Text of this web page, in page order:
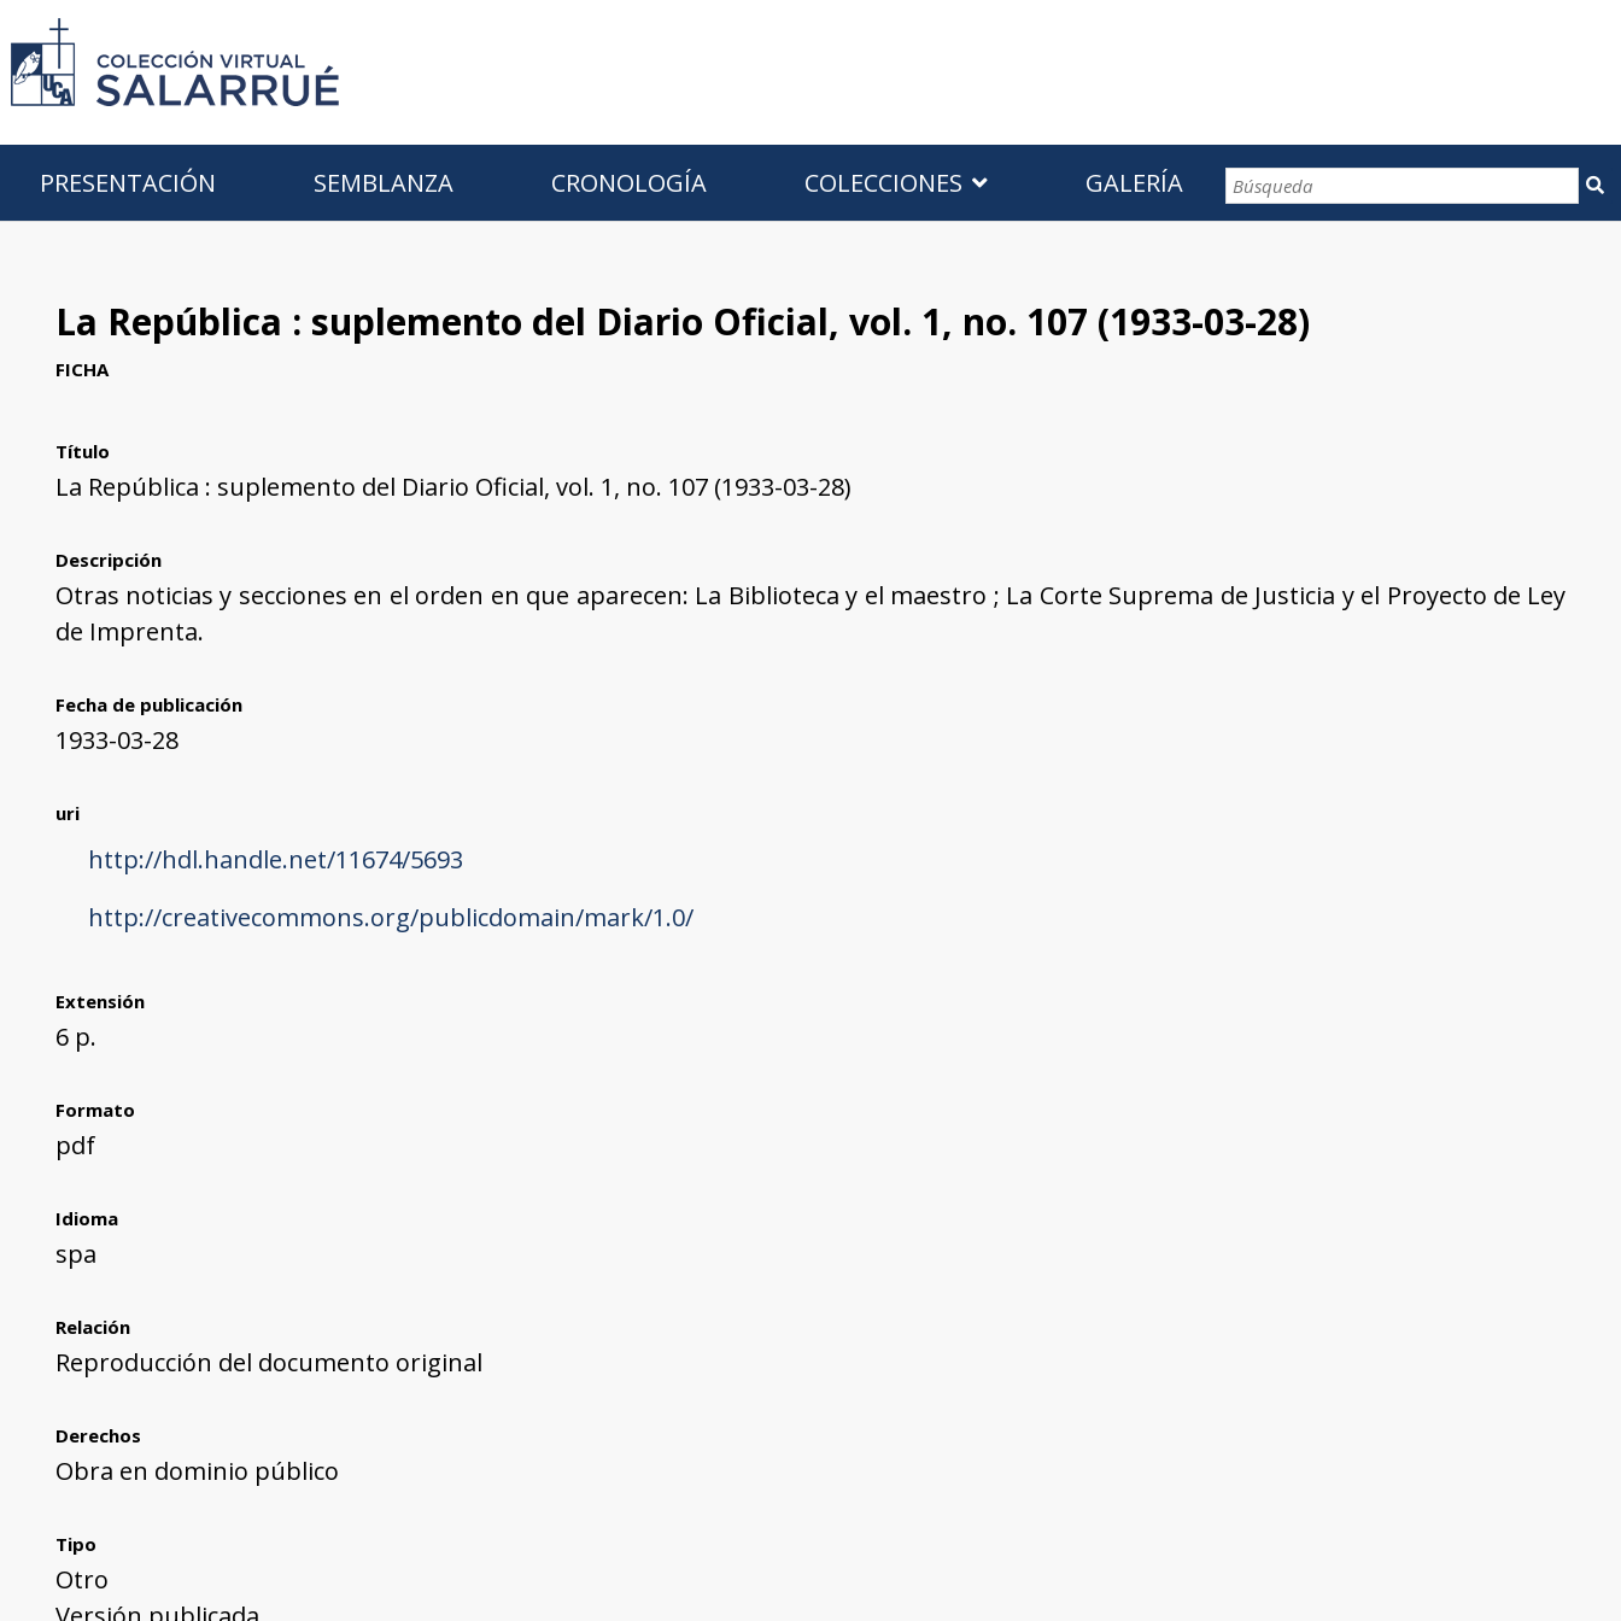
PRESENTACIÓN SEMBLANZA CRONOLOGÍA COLECCIONES GALERÍA CONTACTOS
La República : suplemento del Diario Oficial, vol. 1, no. 107 (1933-03-28)
FICHA
Título
La República : suplemento del Diario Oficial, vol. 1, no. 107 (1933-03-28)
Descripción
Otras noticias y secciones en el orden en que aparecen: La Biblioteca y el maestro ; La Corte Suprema de Justicia y el Proyecto de Ley
de Imprenta.
Fecha de publicación
1933-03-28
uri
http://hdl.handle.net/11674/5693
http://creativecommons.org/publicdomain/mark/1.0/
Extensión
6 p.
Formato
pdf
Idioma
spa
Relación
Reproducción del documento original
Derechos
Obra en dominio público
Tipo
Otro